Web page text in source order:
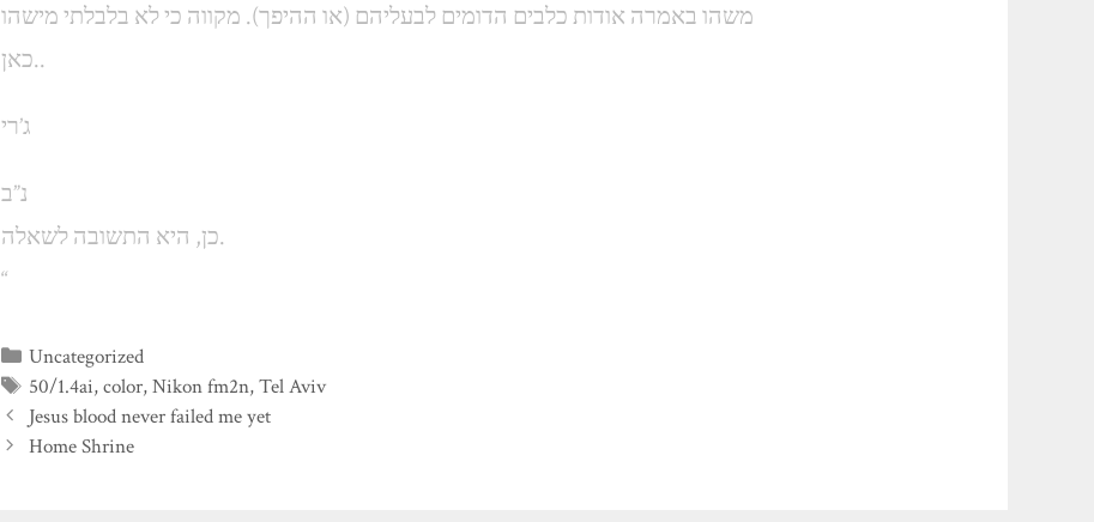
משהו באמרה אודות כלבים הדומים לבעליהם (או ההיפך). מקווה כי לא בלבלתי מישהו
כאן..
ג’רי
נ”ב
כן, היא התשובה לשאלה.
“
Categories
Uncategorized
Tags
50/1.4ai,color,Nikon fm2n,Tel Aviv
Jesus blood never failed me yet
Home Shrine